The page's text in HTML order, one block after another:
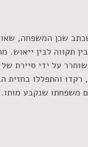
שכן המשפחה, שאול
תקווה לבין
על ידי סיירת
רקדו והתפללו בחזית
משפחתו שנקבע מותו.